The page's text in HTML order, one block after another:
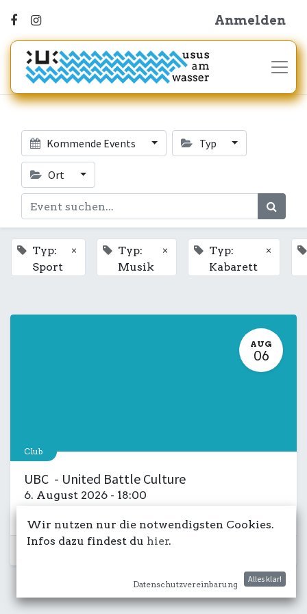
Anmelden
Kommende Events Typ
Ort
Typ:
Sport
×
Typ:
Musik
×
Typ:
Kabarett
×
AUG
06
Club
UBC - United Battle Culture
6. August 2026 - 18:00
Wir nutzen nur die notwendigsten Cookies.
Infos dazu findest du hier.
Datenschutzvereinbarung
Alles klar!